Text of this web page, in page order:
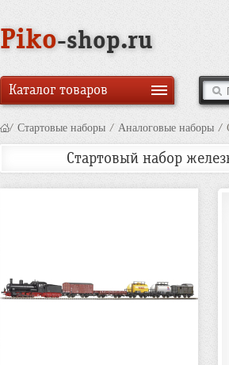
Piko-shop.ru
Каталог товаров
/ Стартовые наборы / Аналоговые наборы /
Стартовый набор